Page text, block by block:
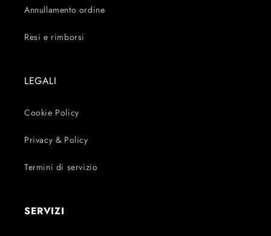
Annullamento ordine
Resi e rimborsi
LEGALI
Cookie Policy
Privacy & Policy
Termini di servizio
SERVIZI